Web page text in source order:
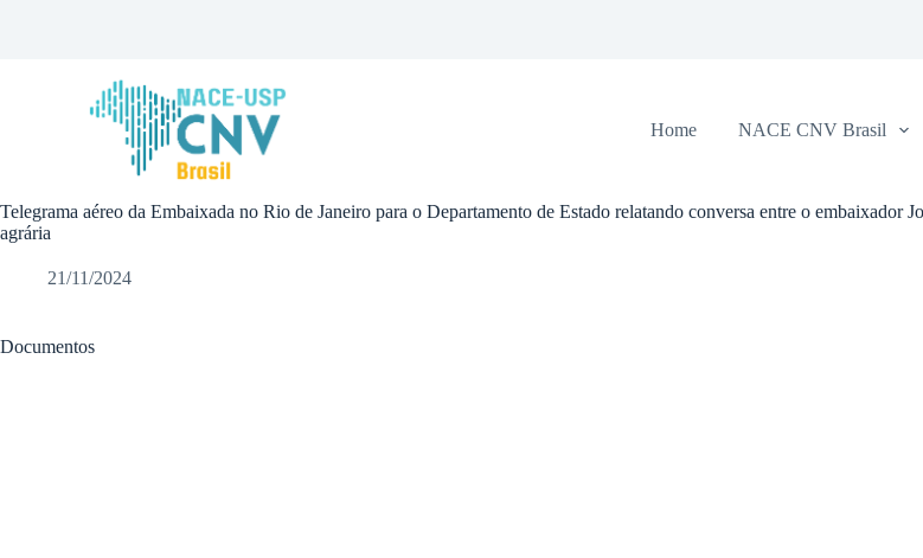
o
c
ú
Home NACE CNV Brasil
Telegrama aéreo da Embaixada no Rio de Janeiro para o Departamento de Estado relatando conversa entre o embaixador
agrária
21/11/2024
Documentos